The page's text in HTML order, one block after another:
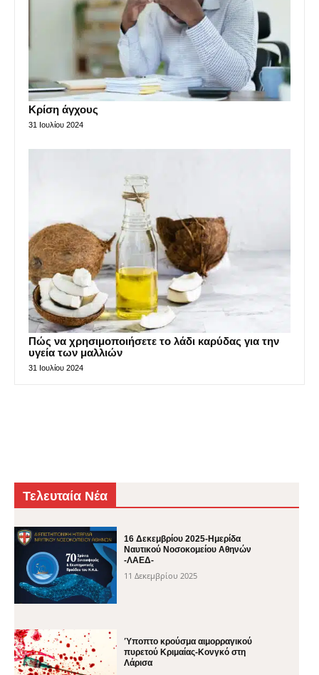
Κρίση άγχους
31 Ιουλίου 2024
Πώς να χρησιμοποιήσετε το λάδι καρύδας για την
υγεία των μαλλιών
31 Ιουλίου 2024
Τελευταία Νέα
16 Δεκεμβρίου 2025-Ημερίδα
Ναυτικού Νοσοκομείου Αθηνών
-ΛΑΕΔ-
11 Δεκεμβρίου 2025
Ύποπτο κρούσμα αιμορραγικού
πυρετού Κριμαίας-Κονγκό στη
Λάρισα